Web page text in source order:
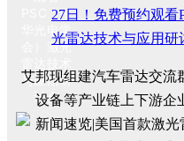
27日！免费预约观看
光雷达技术与应用研
艾邦现组建汽车雷达交流
设备等产业链上下游企